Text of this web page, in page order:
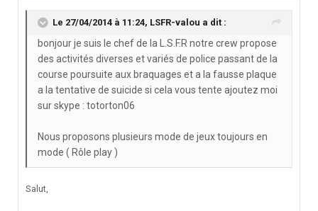
Le 27/04/2014 à 11:24, LSFR-valou a dit :
bonjour je suis le chef de la L.S.F.R notre crew propose
des activités diverses et variés de police passant de la
course poursuite aux braquages et a la fausse plaque
a la tentative de suicide si cela vous tente ajoutez moi
sur skype : totorton06
Nous proposons plusieurs mode de jeux toujours en
mode ( Rôle play )
Salut,